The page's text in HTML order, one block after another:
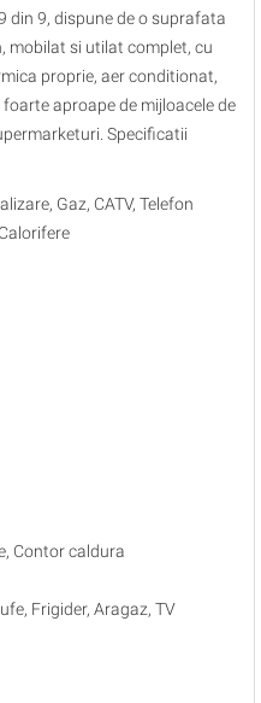
din 9, dispune de o suprafata
mobilat si utilat complet, cu
proprie, aer conditionat,
aproape de mijloacele de
Specificatii
Gaz, CATV, Telefon
Contor caldura
Frigider, Aragaz, TV